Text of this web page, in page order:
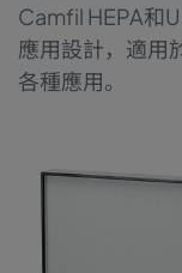
Camfil HEPA和
應用設計，適用
各種應用。